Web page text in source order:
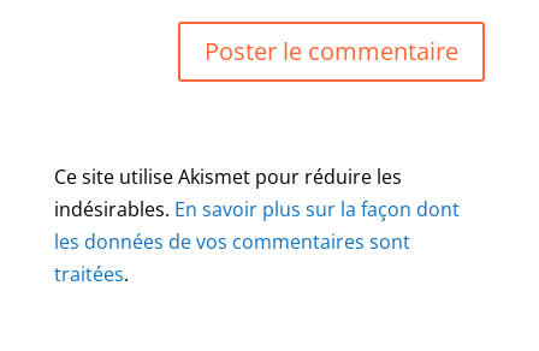
Ce site utilise Akismet pour réduire les
indésirables. En savoir plus sur la façon dont
les données de vos commentaires sont
traitées.